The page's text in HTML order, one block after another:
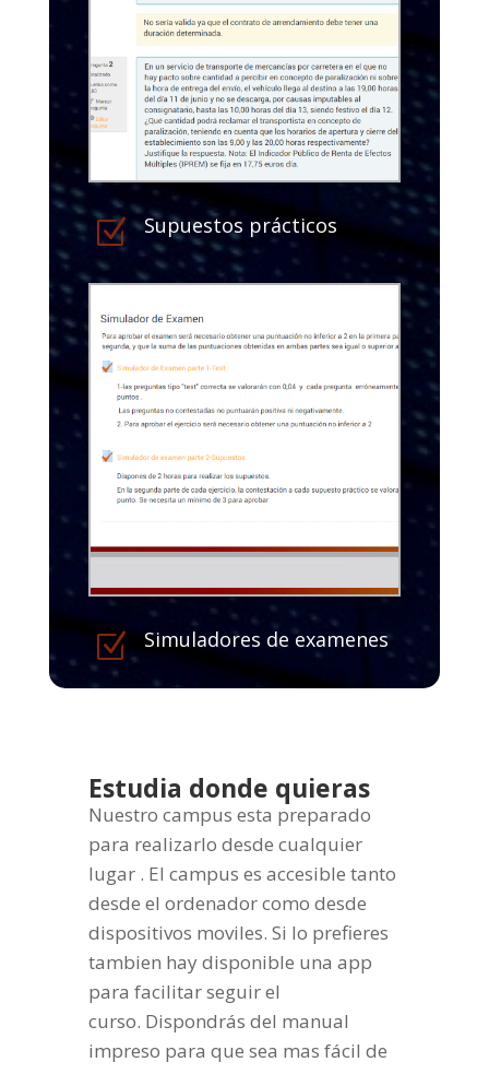
Z Supuestos prácticos
Z Simuladores de examenes
Estudia donde quieras
Nuestro campus esta preparado
para realizarlo desde cualquier
lugar . El campus es accesible tanto
desde el ordenador como desde
dispositivos moviles. Si lo prefieres
tambien hay disponible una app
para facilitar seguir el
curso. Dispondrás del manual
impreso para que sea mas fácil de